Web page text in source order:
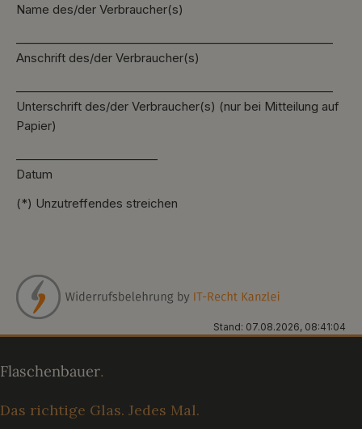
Name des/der Verbraucher(s)
Anschrift des/der Verbraucher(s)
Unterschrift des/der Verbraucher(s) (nur bei Mitteilung auf
Papier)
Datum
(*) Unzutreffendes streichen
Stand: 07.08.2026, 08:41:04
Das richtige Glas. Jedes Mal.